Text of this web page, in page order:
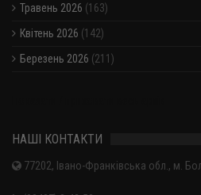
Травень 2026 (163)
Квітень 2026 (142)
Березень 2026 (211)
НАШІ КОНТАКТИ
77202, Івано-Франківська обл., м.